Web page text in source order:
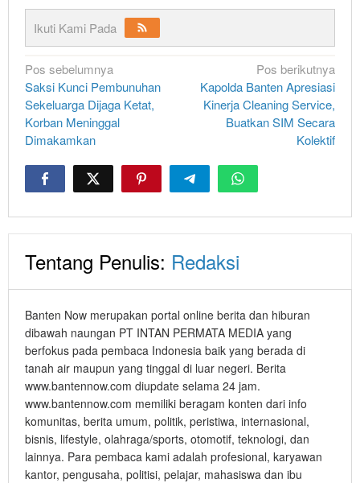
Ikuti Kami Pada
Navigasi
pos
Pos sebelumnya
Saksi Kunci Pembunuhan
Sekeluarga Dijaga Ketat,
Korban Meninggal
Dimakamkan
Pos berikutnya
Kapolda Banten Apresiasi
Kinerja Cleaning Service,
Buatkan SIM Secara
Kolektif
Tentang Penulis: Redaksi
Banten Now merupakan portal online berita dan hiburan
dibawah naungan PT INTAN PERMATA MEDIA yang
berfokus pada pembaca Indonesia baik yang berada di
tanah air maupun yang tinggal di luar negeri. Berita
www.bantennow.com diupdate selama 24 jam.
www.bantennow.com memiliki beragam konten dari info
komunitas, berita umum, politik, peristiwa, internasional,
bisnis, lifestyle, olahraga/sports, otomotif, teknologi, dan
lainnya. Para pembaca kami adalah profesional, karyawan
kantor, pengusaha, politisi, pelajar, mahasiswa dan ibu